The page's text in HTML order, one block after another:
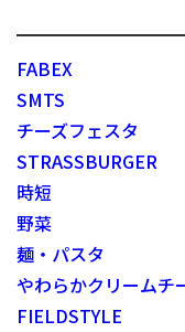
FABEX
SMTS
チーズフェスタ
STRASSBURGER
時短
野菜
麺・パスタ
やわらかクリームチ
FIELDSTYLE